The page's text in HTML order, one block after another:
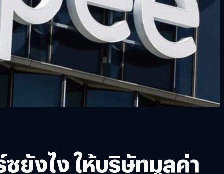
ยังไง ให้บริษัทมูลค่า